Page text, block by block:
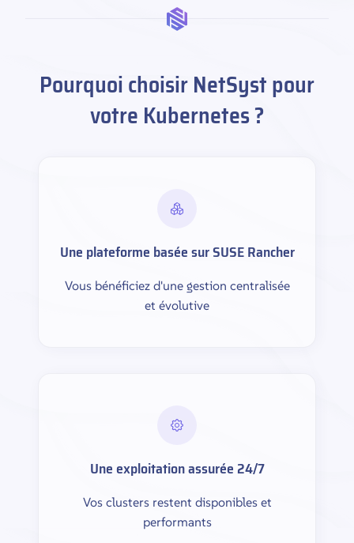
Pourquoi choisir NetSyst pour
votre Kubernetes ?
Une plateforme basée sur SUSE Rancher
Vous bénéficiez d'une gestion centralisée
et évolutive
Une exploitation assurée 24/7
Vos clusters restent disponibles et
performants